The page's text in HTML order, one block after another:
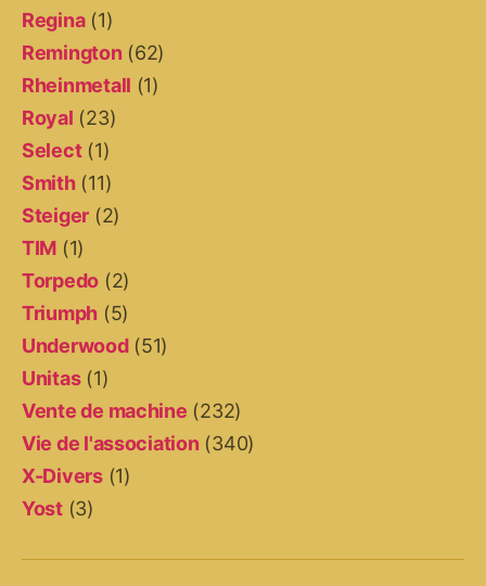
Regina(1)
Remington (62)
Rheinmetall (1)
Royal (23)
Select(1)
Smith(11)
Steiger (2)
TIM (1)
Torpedo (2)
Triumph (5)
Underwood(51)
Unitas(1)
Vente de machine (232)
Vie de l'association (340)
X-Divers(1)
Yost(3)